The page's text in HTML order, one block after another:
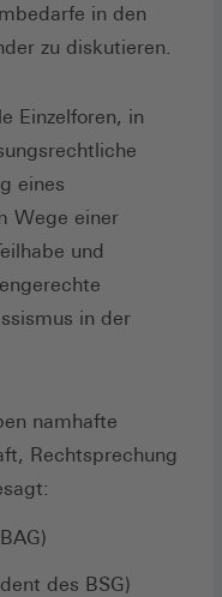
in den
zu diskutieren.
Einzelforen, in
eines
Wege einer
und
in der
namhafte
Rechtsprechung
des BSG)